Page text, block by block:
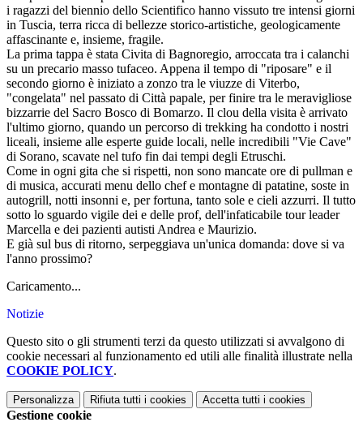
i ragazzi del biennio dello Scientifico hanno vissuto tre intensi giorni
in Tuscia, terra ricca di bellezze storico-artistiche, geologicamente
affascinante e, insieme, fragile.
La prima tappa è stata Civita di Bagnoregio, arroccata tra i calanchi
su un precario masso tufaceo. Appena il tempo di "riposare" e il
secondo giorno è iniziato a zonzo tra le viuzze di Viterbo,
"congelata" nel passato di Città papale, per finire tra le meravigliose
bizzarrie del Sacro Bosco di Bomarzo. Il clou della visita è arrivato
l'ultimo giorno, quando un percorso di trekking ha condotto i nostri
liceali, insieme alle esperte guide locali, nelle incredibili "Vie Cave"
di Sorano, scavate nel tufo fin dai tempi degli Etruschi.
Come in ogni gita che si rispetti, non sono mancate ore di pullman e
di musica, accurati menu dello chef e montagne di patatine, soste in
autogrill, notti insonni e, per fortuna, tanto sole e cieli azzurri. Il tutto
sotto lo sguardo vigile dei e delle prof, dell'infaticabile tour leader
Marcella e dei pazienti autisti Andrea e Maurizio.
E già sul bus di ritorno, serpeggiava un'unica domanda: dove si va
l'anno prossimo?
Caricamento...
Notizie
Questo sito o gli strumenti terzi da questo utilizzati si avvalgono di
cookie necessari al funzionamento ed utili alle finalità illustrate nella
COOKIE POLICY.
Personalizza Rifiuta tutti i cookies Accetta tutti i cookies
Gestione cookie